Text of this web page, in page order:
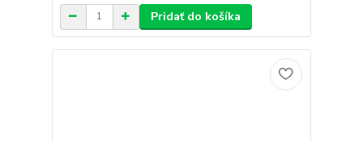
Pridať do košíka